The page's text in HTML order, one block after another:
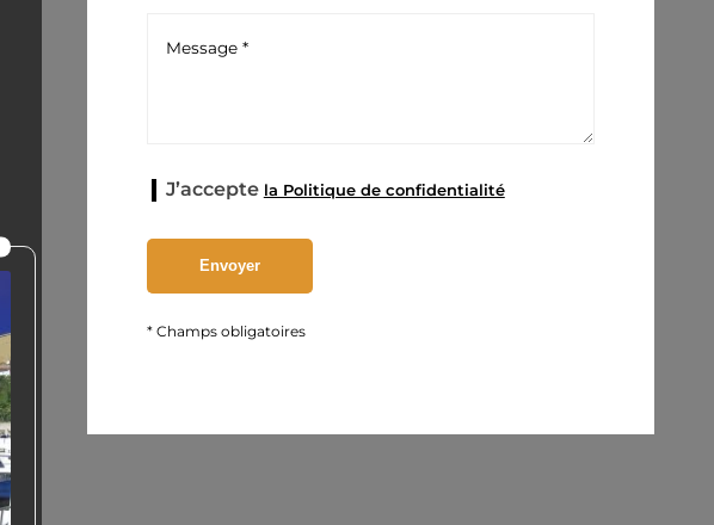
J’accepte la Politique de confidentialité
* Champs obligatoires